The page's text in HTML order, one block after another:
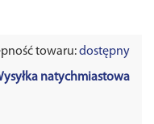
towaru:dostępny
natychmiastowa